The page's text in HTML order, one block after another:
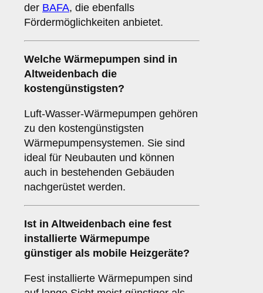
der BAFA, die ebenfalls
Fördermöglichkeiten anbietet.
Welche Wärmepumpen sind in
Altweidenbach die
kostengünstigsten?
Luft-Wasser-Wärmepumpen gehören
zu den kostengünstigsten
Wärmepumpensystemen. Sie sind
ideal für Neubauten und können
auch in bestehenden Gebäuden
nachgerüstet werden.
Ist in Altweidenbach eine fest
installierte Wärmepumpe
günstiger als mobile Heizgeräte?
Fest installierte Wärmepumpen sind